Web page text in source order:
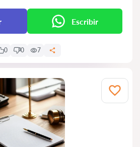
Escribir
0 0 7